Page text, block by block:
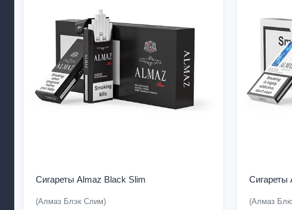
Сигареты Almaz Black Slim
(Алмаз Блэк Слим)
Сигареты
(Алмаз